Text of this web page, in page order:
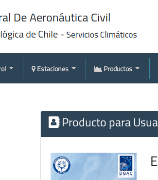
Estaciones Productos
Producto para